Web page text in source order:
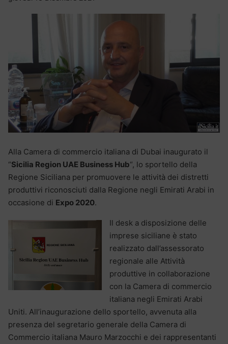
Alla Camera di commercio italiana di Dubai inaugurato il
“Sicilia Region UAE Business Hub“, lo sportello della
Regione Siciliana per promuovere le attività dei distretti
produttivi riconosciuti dalla Regione negli Emirati Arabi in
occasione di Expo 2020.
Il desk a disposizione delle
imprese siciliane è stato
realizzato dall’assessorato
regionale alle Attività
produttive in collaborazione
con la Camera di commercio
italiana negli Emirati Arabi
Uniti. All’inaugurazione dello sportello, avvenuta alla
presenza del segretario generale della Camera di
Commercio italiana Mauro Marzocchi e dei rappresentanti